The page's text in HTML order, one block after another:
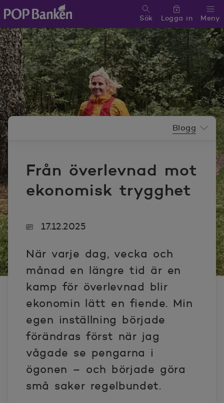
POP banken, till hemsidan
Meny
Sök Logga in
Från överlevnad mot
ekonomisk trygghet
Blogg
17.12.2025
När varje dag, vecka och
månad en längre tid är en
kamp för överlevnad blir
ekonomin lätt en fiende. Min
egen inställning började
förändras först när jag
vågade se pengarna i
ögonen – och började göra
små saker regelbundet.